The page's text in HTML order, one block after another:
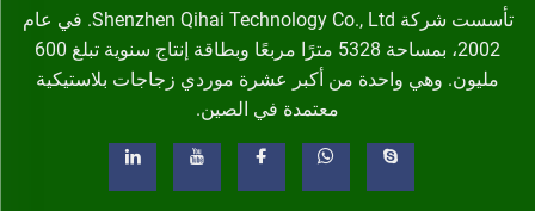
تأسست شركة Shenzhen Qihai Technology Co., Ltd. في عام
2002، بمساحة 5328 مترًا مربعًا وبطاقة إنتاج سنوية تبلغ 600
مليون. وهي واحدة من أكبر عشرة موردي زجاجات بلاستيكية
معتمدة في الصين.